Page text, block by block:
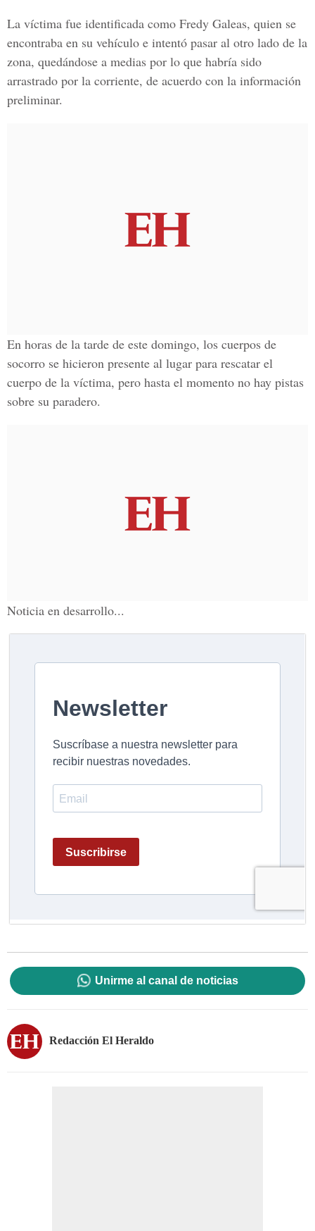
La víctima fue identificada como Fredy Galeas, quien se
encontraba en su vehículo e intentó pasar al otro lado de la
zona, quedándose a medias por lo que habría sido
arrastrado por la corriente, de acuerdo con la información
preliminar.
En horas de la tarde de este domingo, los cuerpos de
socorro se hicieron presente al lugar para rescatar el
cuerpo de la víctima, pero hasta el momento no hay pistas
sobre su paradero.
Noticia en desarrollo...
Unirme al canal de noticias
Redacción El Heraldo